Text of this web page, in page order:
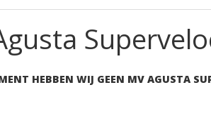
HEBBEN WIJ GEEN MV AGUSTA